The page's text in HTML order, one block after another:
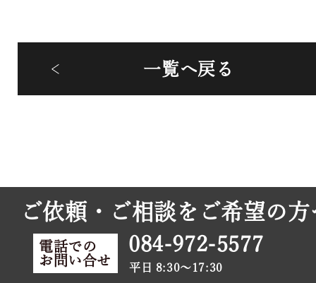
一覧へ戻る
ご依頼・ご相談をご希望の方
電話での
お問い合せ
084-972-5577
平日 8:30～17:30